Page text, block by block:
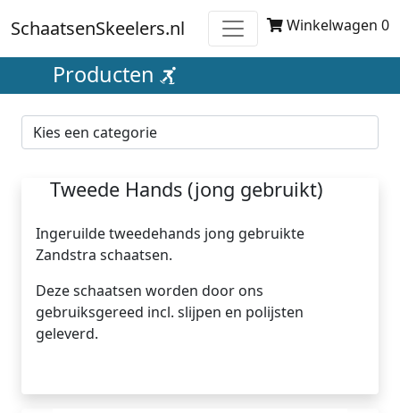
SchaatsenSkeelers.nl Winkelwagen 0
Producten
Tweede Hands (jong gebruikt)
Ingeruilde tweedehands jong gebruikte
Zandstra schaatsen.
Deze schaatsen worden door ons
gebruiksgereed incl. slijpen en polijsten
geleverd.